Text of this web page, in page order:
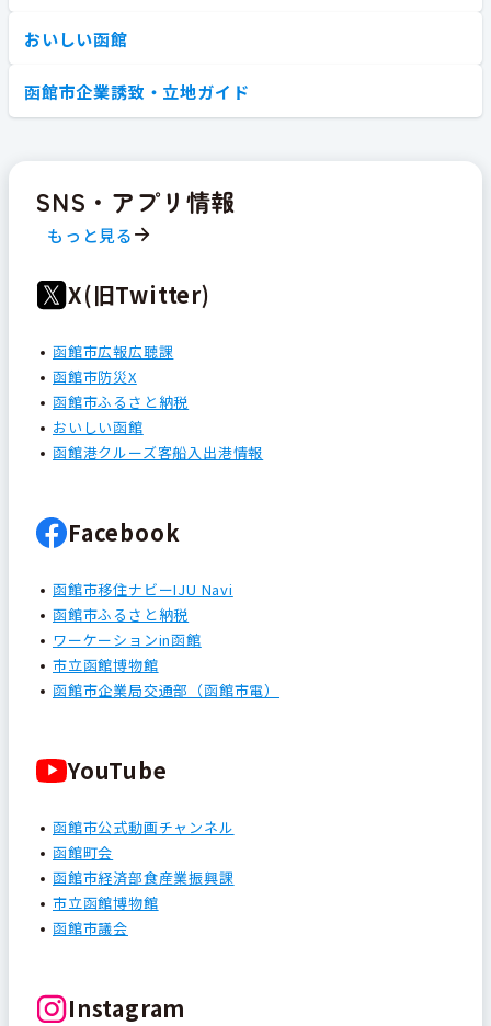
おいしい函館
函館市企業誘致・立地ガイド
SNS・アプリ情報
もっと見る
X(旧Twitter)
函館市広報広聴課
函館市防災X
函館市ふるさと納税
おいしい函館
函館港クルーズ客船入出港情報
Facebook
函館市移住ナビーIJU Navi
函館市ふるさと納税
ワーケーションin函館
市立函館博物館
函館市企業局交通部（函館市電）
YouTube
函館市公式動画チャンネル
函館町会
函館市経済部食産業振興課
市立函館博物館
函館市議会
Instagram